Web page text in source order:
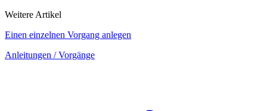
Weitere Artikel
Einen einzelnen Vorgang anlegen
Anleitungen / Vorgänge